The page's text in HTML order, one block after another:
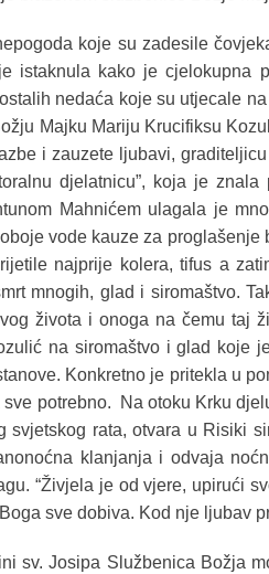
koje su zadesile
istaknula kako je cjelokupna
nedaća koje su utjecale
Majku Mariju Krucifiksu
i zauzete ljubavi,
djelatnicu”, koja je
Mahnićem ulagala je
vode kauze za
najprije kolera, tifus a
mnogih, glad i siromaštvo.
života i onoga na čemu taj
na siromaštvo i glad koje
Konkretno je pritekla u
sve potrebno. Na otoku Krku
svjetskog rata, otvara u Risiki
klanjanja i odvaja
“Živjela je od vjere, upirući
sve dobiva. Kod nje ljubav
sv. Josipa Službenica Božja